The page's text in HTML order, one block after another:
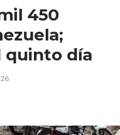
450
quinto día